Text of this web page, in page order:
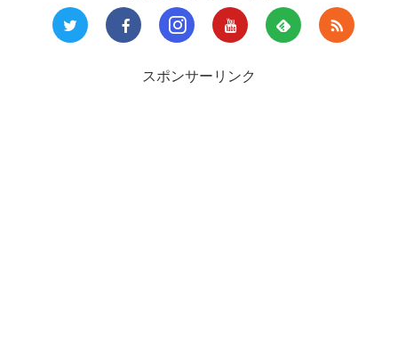
スポンサーリンク